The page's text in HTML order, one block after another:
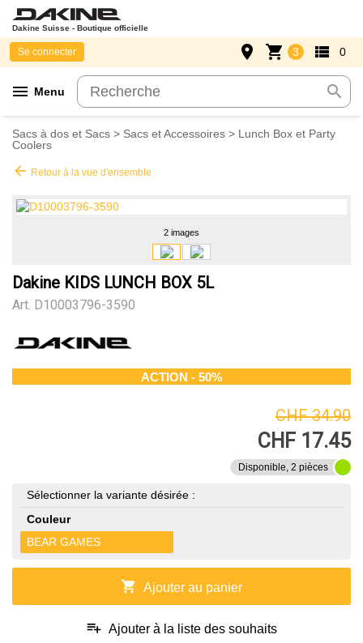
Dakine Suisse - Boutique officielle
menu Menu search
Se connecter place shopping_cart 3 view_list 0
Sacs à dos et Sacs > Sacs et Accessoires > Lunch Box et Party
Coolers
arrow_back Retour à la vue d'ensemble
2 images
Dakine KIDS LUNCH BOX 5L
Art. D10003796-3590
ACTION - 50%
CHF 34.90
CHF 17.45
Disponible, 2 pièces
Sélectionner la variante désirée :
Couleur
BEAR GAMES
shopping_cart Ajouter au panier
playlist_add Ajouter à la liste des souhaits